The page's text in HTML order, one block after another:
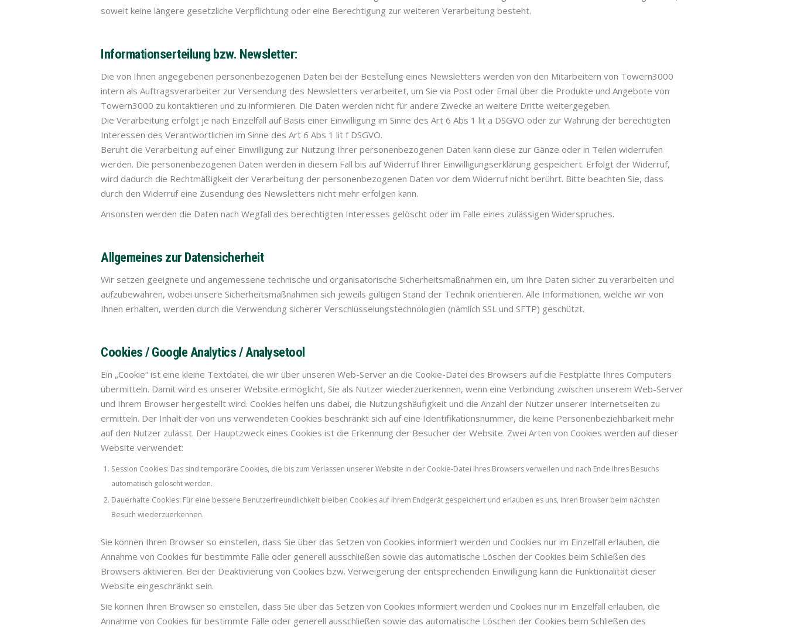
soweit keine längere gesetzliche Verpflichtung oder eine Berechtigung zur weiteren Verarbeitung besteht.
Informationserteilung bzw. Newsletter:
Die von Ihnen angegebenen personenbezogenen Daten bei der Bestellung eines Newsletters werden von den Mitarbeitern von Towern3000
intern als Auftragsverarbeiter zur Versendung des Newsletters verarbeitet, um Sie via Post oder Email über die Produkte und Angebote von
Towern3000 zu kontaktieren und zu informieren. Die Daten werden nicht für andere Zwecke an weitere Dritte weitergegeben.
Die Verarbeitung erfolgt je nach Einzelfall auf Basis einer Einwilligung im Sinne des Art 6 Abs 1 lit a DSGVO oder zur Wahrung der berechtigten
Interessen des Verantwortlichen im Sinne des Art 6 Abs 1 lit f DSGVO.
Beruht die Verarbeitung auf einer Einwilligung zur Nutzung Ihrer personenbezogenen Daten kann diese zur Gänze oder in Teilen widerrufen
werden. Die personenbezogenen Daten werden in diesem Fall bis auf Widerruf Ihrer Einwilligungserklärung gespeichert. Erfolgt der Widerruf,
wird dadurch die Rechtmäßigkeit der Verarbeitung der personenbezogenen Daten vor dem Widerruf nicht berührt. Bitte beachten Sie, dass
durch den Widerruf eine Zusendung des Newsletters nicht mehr erfolgen kann.
Ansonsten werden die Daten nach Wegfall des berechtigten Interesses gelöscht oder im Falle eines zulässigen Widerspruches.
Allgemeines zur Datensicherheit
Wir setzen geeignete und angemessene technische und organisatorische Sicherheitsmaßnahmen ein, um Ihre Daten sicher zu verarbeiten und
aufzubewahren, wobei unsere Sicherheitsmaßnahmen sich jeweils gültigen Stand der Technik orientieren. Alle Informationen, welche wir von
Ihnen erhalten, werden durch die Verwendung sicherer Verschlüsselungstechnologien (nämlich SSL und SFTP) geschützt.
Cookies / Google Analytics / Analysetool
Ein „Cookie“ ist eine kleine Textdatei, die wir über unseren Web-Server an die Cookie-Datei des Browsers auf die Festplatte Ihres Computers
übermitteln. Damit wird es unserer Website ermöglicht, Sie als Nutzer wiederzuerkennen, wenn eine Verbindung zwischen unserem Web-Server
und Ihrem Browser hergestellt wird. Cookies helfen uns dabei, die Nutzungshäufigkeit und die Anzahl der Nutzer unserer Internetseiten zu
ermitteln. Der Inhalt der von uns verwendeten Cookies beschränkt sich auf eine Identifikationsnummer, die keine Personenbeziehbarkeit mehr
auf den Nutzer zulässt. Der Hauptzweck eines Cookies ist die Erkennung der Besucher der Website. Zwei Arten von Cookies werden auf dieser
Website verwendet:
Session Cookies: Das sind temporäre Cookies, die bis zum Verlassen unserer Website in der Cookie-Datei Ihres Browsers verweilen und nach Ende Ihres Besuchs
automatisch gelöscht werden.
Dauerhafte Cookies: Für eine bessere Benutzerfreundlichkeit bleiben Cookies auf Ihrem Endgerät gespeichert und erlauben es uns, Ihren Browser beim nächsten
Besuch wiederzuerkennen.
Sie können Ihren Browser so einstellen, dass Sie über das Setzen von Cookies informiert werden und Cookies nur im Einzelfall erlauben, die
Annahme von Cookies für bestimmte Fälle oder generell ausschließen sowie das automatische Löschen der Cookies beim Schließen des
Browsers aktivieren. Bei der Deaktivierung von Cookies bzw. Verweigerung der entsprechenden Einwilligung kann die Funktionalität dieser
Website eingeschränkt sein.
Sie können Ihren Browser so einstellen, dass Sie über das Setzen von Cookies informiert werden und Cookies nur im Einzelfall erlauben, die
Annahme von Cookies für bestimmte Fälle oder generell ausschließen sowie das automatische Löschen der Cookies beim Schließen des